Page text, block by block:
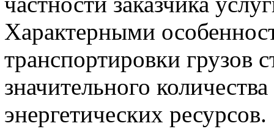
Характерными
транспортировки грузов
значительного
энергетических ресурсов.